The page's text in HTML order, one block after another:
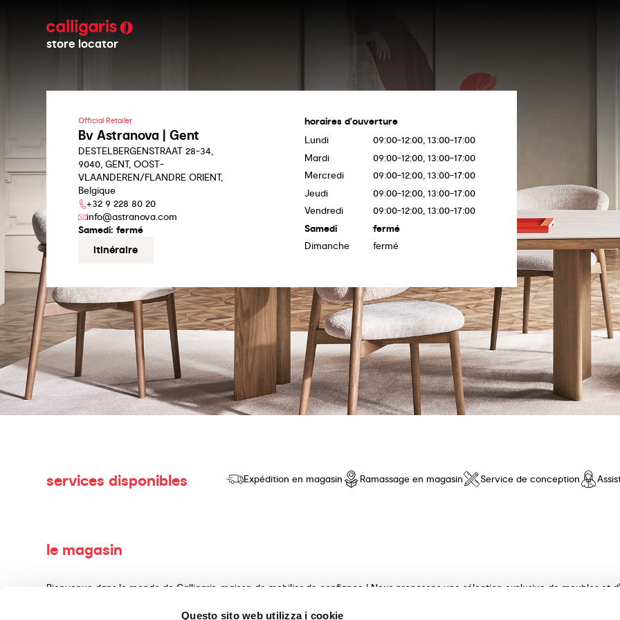
Questo sito web utilizza i cookie
store locator
Official Retailer
Bv Astranova | Gent
DESTELBERGENSTRAAT 28-34,
9040, GENT, OOST-
VLAANDEREN/FLANDRE ORIENT,
Belgique
+32 9 228 80 20
info@astranova.com
Samedi: fermé
itinéraire
horaires d'ouverture
Lundi
09:00-12:00, 13:00-17:00
Mardi
09:00-12:00, 13:00-17:00
Mercredi
09:00-12:00, 13:00-17:00
Jeudi
09:00-12:00, 13:00-17:00
Vendredi
09:00-12:00, 13:00-17:00
Samedi
fermé
Dimanche
fermé
services disponibles Expédition en magasin Ramassage en magasin Service de conception
le magasin
Bienvenue dans le monde de Calligaris, maison de mobilier de confiance ! Nous proposons une sélection exclusive de meubles et